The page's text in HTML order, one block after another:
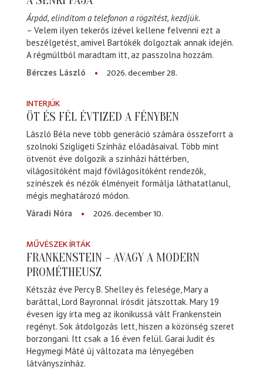
Árpád, elindítom a telefonon a rögzítést, kezdjük.
– Velem ilyen tekerős izével kellene felvenni ezt a
beszélgetést, amivel Bartókék dolgoztak annak idején.
A régmúltból maradtam itt, az passzolna hozzám.
Bérczes László
2026. december 28.
INTERJÚK
ÖT ÉS FÉL ÉVTIZED A FÉNYBEN
László Béla neve több generáció számára összeforrt a
szolnoki Szigligeti Színház előadásaival. Több mint
ötvenöt éve dolgozik a színházi háttérben,
világosítóként majd fővilágosítóként rendezők,
színészek és nézők élményeit formálja láthatatlanul,
mégis meghatározó módon.
Váradi Nóra
2026. december 10.
MŰVÉSZEK ÍRTÁK
FRANKENSTEIN – AVAGY A MODERN
PROMÉTHEUSZ
Kétszáz éve Percy B. Shelley és felesége, Mary a
baráttal, Lord Bayronnal írósdit játszottak. Mary 19
évesen így írta meg az ikonikussá vált Frankenstein
regényt. Sok átdolgozás lett, hiszen a közönség szeret
borzongani. Itt csak a 16 éven felül. Garai Judit és
Hegymegi Máté új változata ma lényegében
látványszínház.